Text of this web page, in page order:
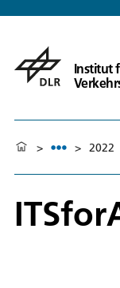
Institut
> > 2022